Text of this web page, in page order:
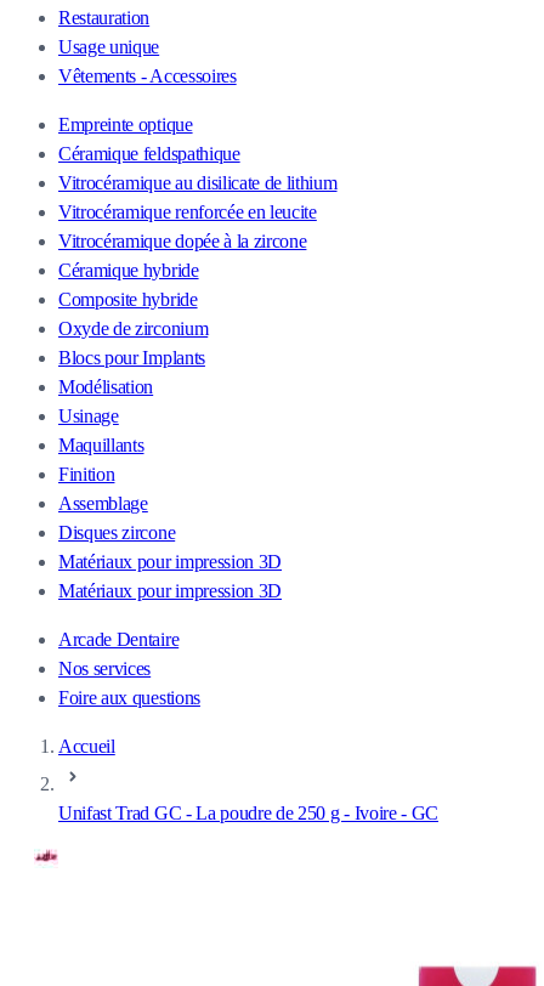
Restauration
Usage unique
Vêtements - Accessoires
Empreinte optique
Céramique feldspathique
Vitrocéramique au disilicate de lithium
Vitrocéramique renforcée en leucite
Vitrocéramique dopée à la zircone
Céramique hybride
Composite hybride
Oxyde de zirconium
Blocs pour Implants
Modélisation
Usinage
Maquillants
Finition
Assemblage
Disques zircone
Matériaux pour impression 3D
Matériaux pour impression 3D
Arcade Dentaire
Nos services
Foire aux questions
Accueil
Unifast Trad GC - La poudre de 250 g - Ivoire - GC